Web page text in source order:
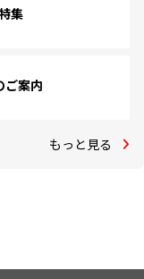
集
ご案内
もっと見る